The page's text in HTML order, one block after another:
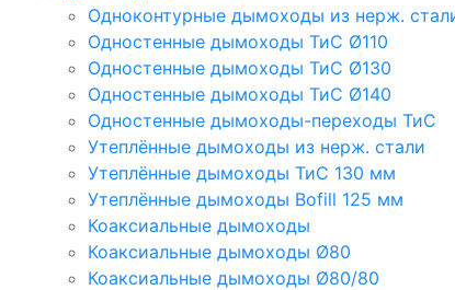
Одноконтурные дымоходы из нерж.
Одностенные дымоходы ТиС Ø110
Одностенные дымоходы ТиС Ø130
Одностенные дымоходы ТиС Ø140
Одностенные дымоходы-переходы ТиС
Утеплённые дымоходы из нерж. стали
Утеплённые дымоходы ТиС 130 мм
Утеплённые дымоходы Bofill 125 мм
Коаксиальные дымоходы
Коаксиальные дымоходы Ø80
Коаксиальные дымоходы Ø80/80